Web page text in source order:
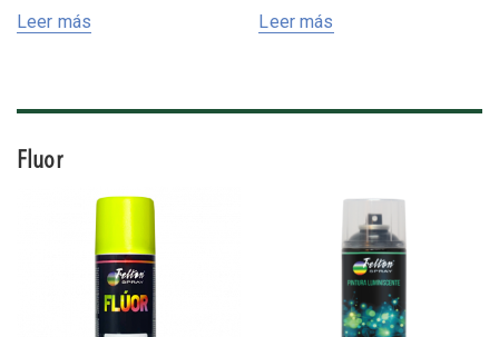
Leer más Leer más
Fluor